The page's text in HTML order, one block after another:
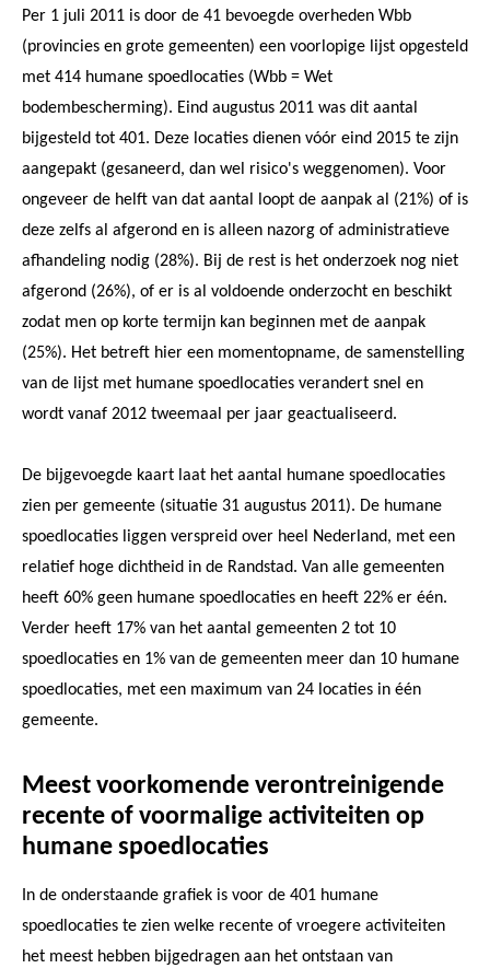
Per 1 juli 2011 is door de 41 bevoegde overheden Wbb
(provincies en grote gemeenten) een voorlopige lijst opgesteld
met 414 humane spoedlocaties (Wbb = Wet
bodembescherming). Eind augustus 2011 was dit aantal
bijgesteld tot 401. Deze locaties dienen vóór eind 2015 te zijn
aangepakt (gesaneerd, dan wel risico's weggenomen). Voor
ongeveer de helft van dat aantal loopt de aanpak al (21%) of is
deze zelfs al afgerond en is alleen nazorg of administratieve
afhandeling nodig (28%). Bij de rest is het onderzoek nog niet
afgerond (26%), of er is al voldoende onderzocht en beschikt
zodat men op korte termijn kan beginnen met de aanpak
(25%). Het betreft hier een momentopname, de samenstelling
van de lijst met humane spoedlocaties verandert snel en
wordt vanaf 2012 tweemaal per jaar geactualiseerd.
De bijgevoegde kaart laat het aantal humane spoedlocaties
zien per gemeente (situatie 31 augustus 2011). De humane
spoedlocaties liggen verspreid over heel Nederland, met een
relatief hoge dichtheid in de Randstad. Van alle gemeenten
heeft 60% geen humane spoedlocaties en heeft 22% er één.
Verder heeft 17% van het aantal gemeenten 2 tot 10
spoedlocaties en 1% van de gemeenten meer dan 10 humane
spoedlocaties, met een maximum van 24 locaties in één
gemeente.
Meest voorkomende verontreinigende
recente of voormalige activiteiten op
humane spoedlocaties
In de onderstaande grafiek is voor de 401 humane
spoedlocaties te zien welke recente of vroegere activiteiten
het meest hebben bijgedragen aan het ontstaan van